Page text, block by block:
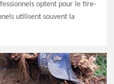
optent pour le tire-
utilisent souvent la